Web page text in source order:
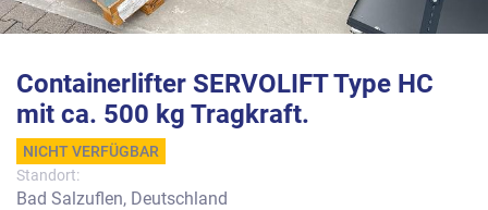
Containerlifter SERVOLIFT Type HC
mit ca. 500 kg Tragkraft.
NICHT VERFÜGBAR
Standort:
Bad Salzuflen, Deutschland